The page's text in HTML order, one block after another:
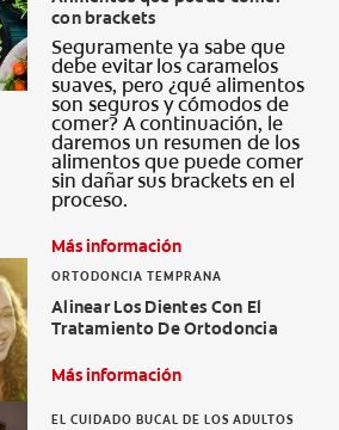
CHEQUEO DE SALUD BUCAL
CORRESPONDENCIA DE PRODUCTOS
PROMOCIONES
SUSCRÍBASE
con brackets
Seguramente ya sabe que
debe evitar los caramelos
suaves, pero ¿qué alimentos
son seguros y cómodos de
comer? A continuación, le
daremos un resumen de los
alimentos que puede comer
sin dañar sus brackets en el
proceso.
Más información
ORTODONCIA TEMPRANA
Alinear Los Dientes Con El
Tratamiento De Ortodoncia
Más información
EL CUIDADO BUCAL DE LOS ADULTOS